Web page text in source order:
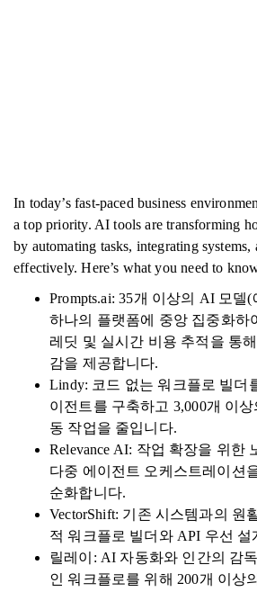
In today’s fast-paced business
a top priority. AI tools are transforming
by automating tasks, integrating systems,
effectively. Here’s what you need to
Prompts.ai: 35개 이상의 AI 모델(
하나의 플랫폼에 중앙 집중화하
레딧 및 실시간 비용 추적을 통
감을 제공합니다.
Lindy: 코드 없는 워크플로 빌더
이전트를 구축하고 3,000개 이
동 작업을 줄입니다.
Relevance AI: 작업 확장을 위한
다중 에이전트 오케스트레이션
순화합니다.
VectorShift: 기존 시스템과의 원
적 워크플로 빌더와 API 우선 설
릴레이: AI 자동화와 인간의 감
인 워크플로를 위해 200개 이상